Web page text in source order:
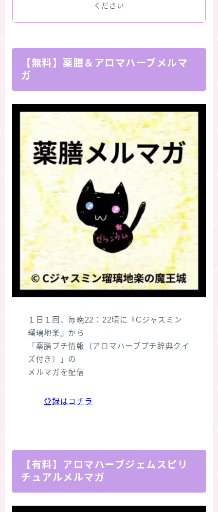
ください
【無料】薬膳＆アロマハーブメルマ
ガ
１日１回、毎晩22：22頃に『Cジャスミン
瑠璃地楽』から
「薬膳プチ情報（アロマハーブプチ辞典クイ
ズ付き）」の
メルマガを配信
登録はコチラ
【有料】アロマハーブジェムスピリ
チュアルメルマガ